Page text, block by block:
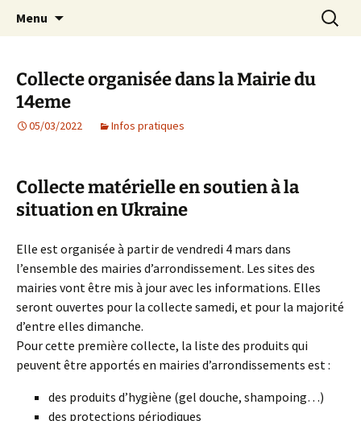
AIP Paris 14 – Association
Indépendante des Parents
d'élèves depuis 1981
Agit – s'Investit – Participe au service des
enfants du secteur scolaire Dolent-Arago-
Menu
Collecte organisée dans la Mairie du
14eme
05/03/2022 Infos pratiques
Collecte matérielle en soutien à la
situation en Ukraine
Elle est organisée à partir de vendredi 4 mars dans
l’ensemble des mairies d’arrondissement. Les sites des
mairies vont être mis à jour avec les informations. Elles
seront ouvertes pour la collecte samedi, et pour la majorité
d’entre elles dimanche.
Pour cette première collecte, la liste des produits qui
peuvent être apportés en mairies d’arrondissements est :
des produits d’hygiène (gel douche, shampoing…)
des protections périodiques